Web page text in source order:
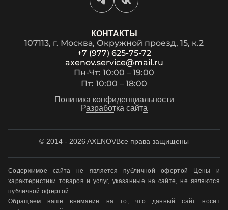
КОНТАКТЫ
107113, г. Москва, Окружной проезд, 15, к.2
+7 (977) 625-75-72
axenov.service@mail.ru
Пн-Чт: 10:00 – 19:00
Пт: 10:00 – 18:00
Политика конфиденциальности
Разработка сайта
© 2014 - 2026 AXENOVВсе права защищены
Содержимое сайта не является публичной офертой Цены и
характеристики товаров и услуг, указанные на сайте, не являются
публичной офертой.
Обращаем ваше внимание на то, что данный сайт носит